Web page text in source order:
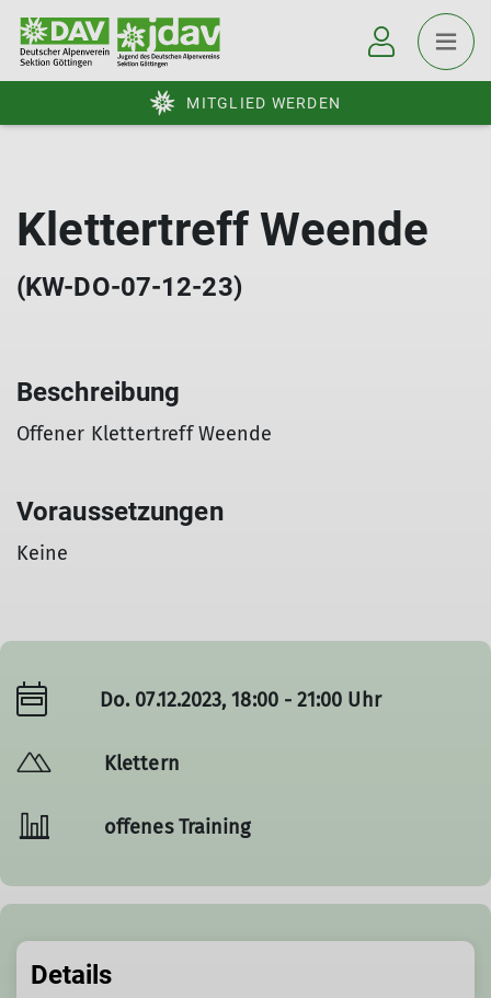
MITGLIED WERDEN
Klettertreff Weende
(KW-DO-07-12-23)
Beschreibung
Offener Klettertreff Weende
Voraussetzungen
Keine
Do. 07.12.2023, 18:00 - 21:00 Uhr
Klettern
offenes Training
Details